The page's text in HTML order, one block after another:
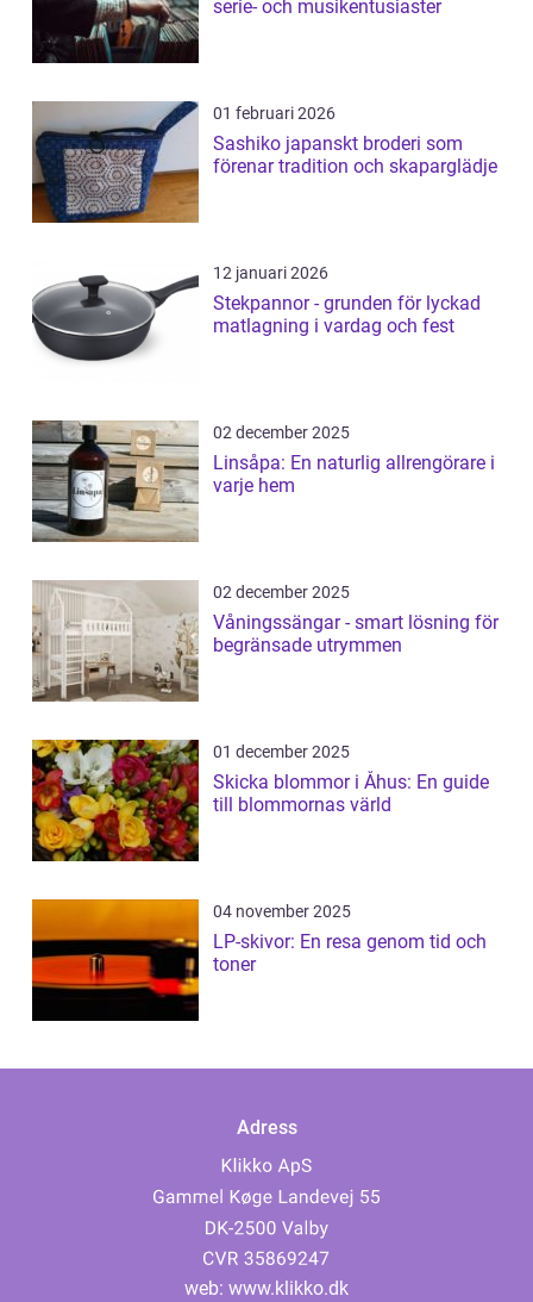
serie- och musikentusiaster
01 februari 2026
Sashiko japanskt broderi som
förenar tradition och skaparglädje
12 januari 2026
Stekpannor - grunden för lyckad
matlagning i vardag och fest
02 december 2025
Linsåpa: En naturlig allrengörare i
varje hem
02 december 2025
Våningssängar - smart lösning för
begränsade utrymmen
01 december 2025
Skicka blommor i Åhus: En guide
till blommornas värld
04 november 2025
LP-skivor: En resa genom tid och
toner
Adress
web: www.klikko.dk